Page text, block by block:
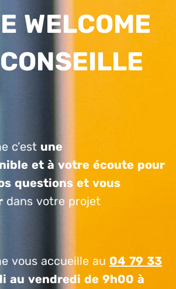
WELCOME
c’est une
et à votre écoute pour
questions et vous
dans votre projet
vous accueille au 04 79 33
au vendredi de 9h00 à